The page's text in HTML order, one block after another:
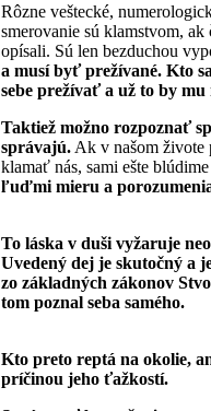
Rôzne veštecké,
smerovanie sú klamstvom,
opísali. Sú len bezduchou
a musí byť prežívané. Kto
sebe prežívať a už to by
Taktiež možno rozpoznať
správajú. Ak v našom živote
klamať nás, sami ešte
ľuďmi mieru a
To láska v duši vyžaruje
Uvedený dej je skutočný a
zo základných zákonov
tom poznal seba samého.
Kto preto reptá na okolie,
príčinou jeho ťažkostí.